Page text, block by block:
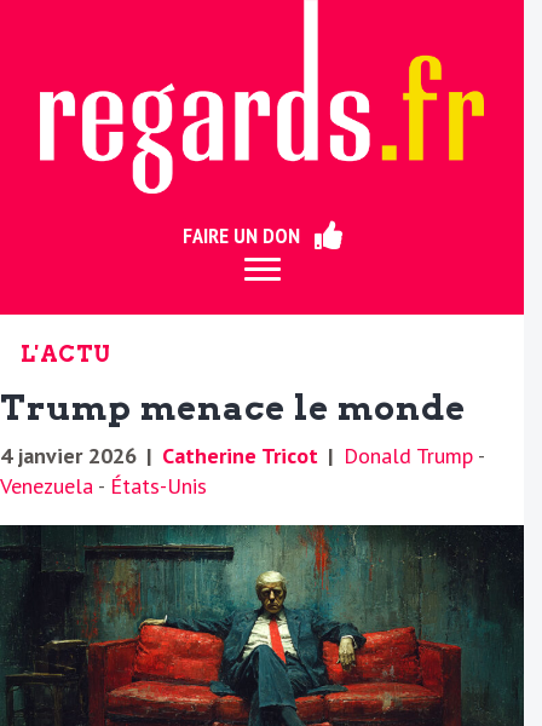
FAIRE UN DON
L'ACTU
Trump menace le monde
4 janvier 2026 | Catherine Tricot | Donald Trump -
Venezuela - États-Unis